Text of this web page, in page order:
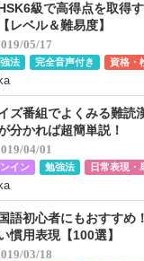
級で高得点を取得
レベル＆難易度】
05/17
法 完全音声付き 資格・
ズ番組でよくみる難読
分かれば超簡単説！
04/01
イン 勉強法 日常表現・
語初心者にもおすすめ
慣用表現【100選】
03/18